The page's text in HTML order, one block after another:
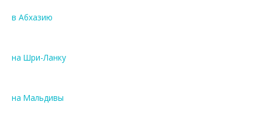
в Абхазию
на Шри-Ланку
на Мальдивы